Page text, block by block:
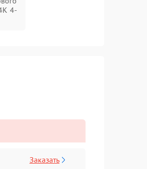
4-
Заказать